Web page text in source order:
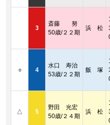
3
斎藤 努
50歳/２２期
浜 松
○ 4
水口 寿治
53歳/２２期
飯 塚
△ 5
野田 光宏
50歳/２４期
浜 松